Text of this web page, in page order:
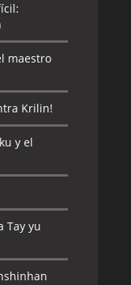
maestro
Krilin!
y el
Tay yu